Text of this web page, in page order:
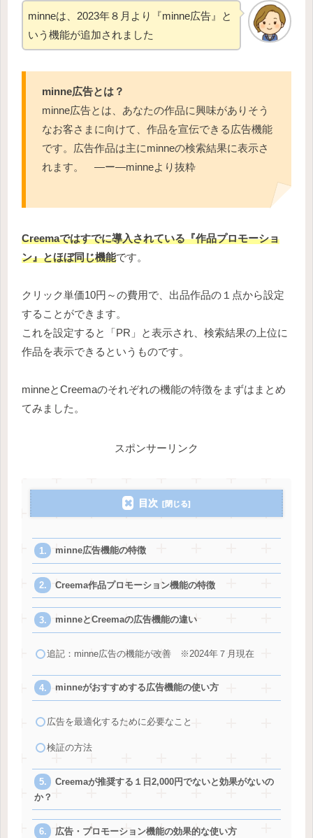
minneは、2023年８月より『minne広告』と
いう機能が追加されました
minne広告とは？
minne広告とは、あなたの作品に興味がありそう
なお客さまに向けて、作品を宣伝できる広告機能
です。広告作品は主にminneの検索結果に表示さ
れます。 ―ー―minneより抜粋
Creemaではすでに導入されている『作品プロモーショ
ン』とほぼ同じ機能です。
クリック単価10円～の費用で、出品作品の１点から設定
することができます。
これを設定すると「PR」と表示され、検索結果の上位に
作品を表示できるというものです。
minneとCreemaのそれぞれの機能の特徴をまずはまとめ
てみました。
スポンサーリンク
目次
minne広告機能の特徴
Creema作品プロモーション機能の特徴
minneとCreemaの広告機能の違い
追記：minne広告の機能が改善 ※2024年７月現在
minneがおすすめする広告機能の使い方
広告を最適化するために必要なこと
検証の方法
Creemaが推奨する１日2,000円でないと効果がないの
か？
広告・プロモーション機能の効果的な使い方